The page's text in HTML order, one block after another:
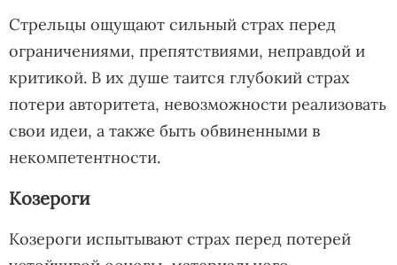
Стрельцы ощущают сильный страх перед
ограничениями, препятствиями, неправдой и
критикой. В их душе таится глубокий страх
потери авторитета, невозможности реализовать
свои идеи, а также быть обвиненными в
некомпетентности.
Козероги
Козероги испытывают страх перед потерей